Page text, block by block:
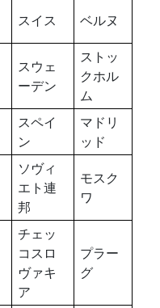
スイス
ベルヌ
スウェ
ーデン
ストッ
クホル
ム
スペイ
ン
マドリ
ッド
ソヴィ
エト連
邦
モスク
ワ
チェッ
コスロ
ヴァキ
ア
プラー
グ